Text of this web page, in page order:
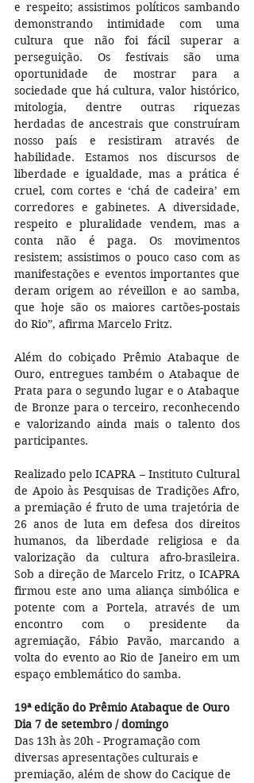
e respeito; assistimos políticos sambando
demonstrando intimidade com uma
cultura que não foi fácil superar a
perseguição. Os festivais são uma
oportunidade de mostrar para a
sociedade que há cultura, valor histórico,
mitologia, dentre outras riquezas
herdadas de ancestrais que construíram
nosso país e resistiram através de
habilidade. Estamos nos discursos de
liberdade e igualdade, mas a prática é
cruel, com cortes e ‘chá de cadeira’ em
corredores e gabinetes. A diversidade,
respeito e pluralidade vendem, mas a
conta não é paga. Os movimentos
resistem; assistimos o pouco caso com as
manifestações e eventos importantes que
deram origem ao réveillon e ao samba,
que hoje são os maiores cartões-postais
do Rio”, afirma Marcelo Fritz.
Além do cobiçado Prêmio Atabaque de
Ouro, entregues também o Atabaque de
Prata para o segundo lugar e o Atabaque
de Bronze para o terceiro, reconhecendo
e valorizando ainda mais o talento dos
participantes.
Realizado pelo ICAPRA – Instituto Cultural
de Apoio às Pesquisas de Tradições Afro,
a premiação é fruto de uma trajetória de
26 anos de luta em defesa dos direitos
humanos, da liberdade religiosa e da
valorização da cultura afro-brasileira.
Sob a direção de Marcelo Fritz, o ICAPRA
firmou este ano uma aliança simbólica e
potente com a Portela, através de um
encontro com o presidente da
agremiação, Fábio Pavão, marcando a
volta do evento ao Rio de Janeiro em um
espaço emblemático do samba.
19ª edição do Prêmio Atabaque de Ouro
Dia 7 de setembro / domingo
Das 13h às 20h - Programação com
diversas apresentações culturais e
premiação, além de show do Cacique de